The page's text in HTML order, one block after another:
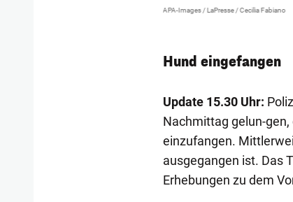
APA-Images / LaPresse / Cecilia Fabiano
Hund eingefangen
Update 15.30 Uhr:
Nachmittag gelun-
einzufangen.
ausgegangen ist. Das
Erhebungen zu dem